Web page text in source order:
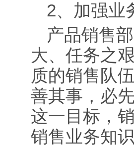
2、加强业
产品销售
大、任务之
质的销售队
善其事，必
这一目标，
销售业务知